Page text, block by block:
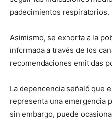
padecimientos respiratorios.
Asimismo, se exhorta a la
informada a través de los
recomendaciones emitidas
La dependencia señaló que
representa una emergencia
sin embargo, puede